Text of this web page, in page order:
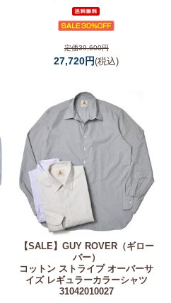
定価39,600円
27,720円(税込)
【SALE】 GUY ROVER（ギロー
バー）
コットン ストライプ オーバーサ
イズ レギュラーカラーシャツ
31042010027